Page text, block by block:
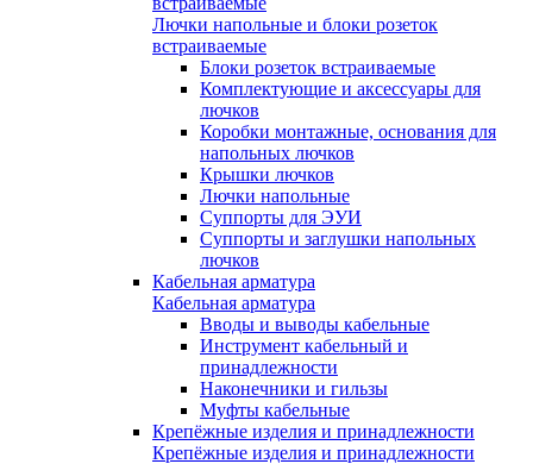
Лючки напольные и блоки розеток
встраиваемые
Блоки розеток встраиваемые
Комплектующие и аксессуары для
лючков
Коробки монтажные, основания для
напольных лючков
Крышки лючков
Лючки напольные
Суппорты для ЭУИ
Суппорты и заглушки напольных
лючков
Кабельная арматура
Кабельная арматура
Вводы и выводы кабельные
Инструмент кабельный и
принадлежности
Наконечники и гильзы
Муфты кабельные
Крепёжные изделия и принадлежности
Крепёжные изделия и принадлежности